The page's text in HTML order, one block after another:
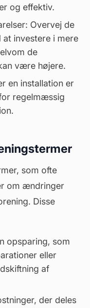
og effektiv.
Overvej de
investere i mere
de
være højere.
en installation er
regelmæssig
som ofte
om ændringer
Disse
opsparing, som
eller
af
der deles